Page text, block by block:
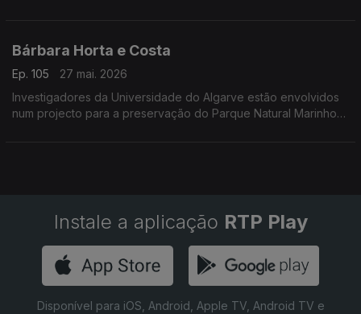
Bárbara Horta e Costa
Ep. 105
27 mai. 2026
Investigadores da Universidade do Algarve estão envolvidos
num projecto para a preservação do Parque Natural Marinho
Instale a aplicação RTP Play
Disponível para iOS, Android, Apple TV, Android TV e